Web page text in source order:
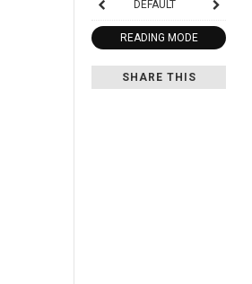
DEFAULT
READING MODE
SHARE THIS